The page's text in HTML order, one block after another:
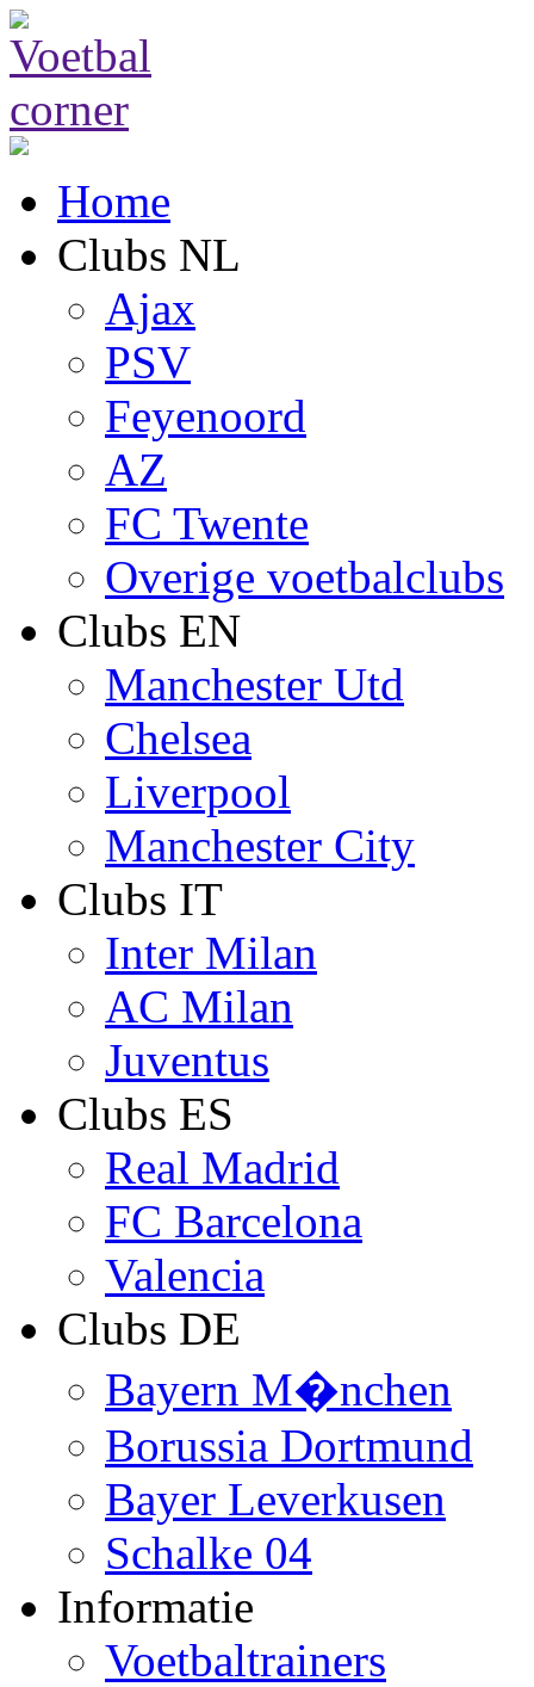
Home
Clubs NL
Ajax
PSV
Feyenoord
AZ
FC Twente
Overige voetbalclubs
Clubs EN
Manchester Utd
Chelsea
Liverpool
Manchester City
Clubs IT
Inter Milan
AC Milan
Juventus
Clubs ES
Real Madrid
FC Barcelona
Valencia
Clubs DE
Bayern M�nchen
Borussia Dortmund
Bayer Leverkusen
Schalke 04
Informatie
Voetbaltrainers